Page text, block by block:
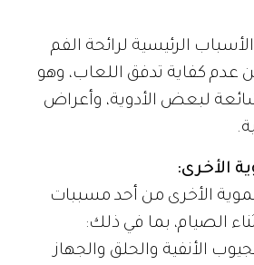
الرئيسية لرائحة الفم
عدم كفاية تدفق اللعاب، وهو
لبعض الأدوية، وأعراض
الأخرى:
الأخرى من أحد مسببات
الصيام، بما في ذلك:
الأنفية والحلق والجهاز